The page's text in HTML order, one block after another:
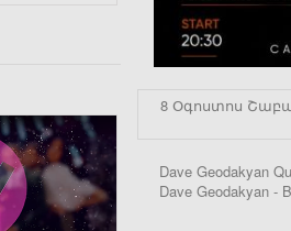
8 Օգոստոս
Dave Geodakyan
Dave Geodakyan -